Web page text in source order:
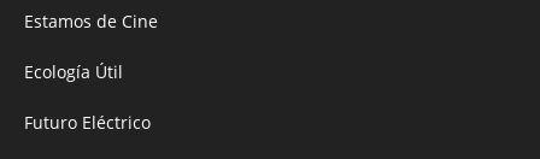
Estamos de Cine
Ecología Útil
Futuro Eléctrico